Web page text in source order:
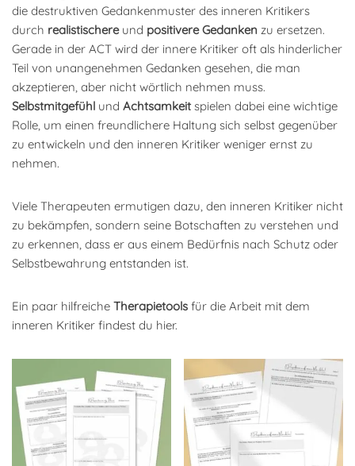
die destruktiven Gedankenmuster des inneren Kritikers
durch realistischereund positivere Gedanken zu ersetzen.
Gerade in der ACT wird der innere Kritiker oft als hinderlicher
Teil von unangenehmen Gedanken gesehen, die man
akzeptieren, aber nicht wörtlich nehmen muss.
Selbstmitgefühl und Achtsamkeitspielen dabei eine wichtige
Rolle, um einen freundlichere Haltung sich selbst gegenüber
zu entwickeln und den inneren Kritiker weniger ernst zu
nehmen.
Viele Therapeuten ermutigen dazu, den inneren Kritiker nicht
zu bekämpfen, sondern seine Botschaften zu verstehen und
zu erkennen, dass er aus einem Bedürfnis nach Schutz oder
Selbstbewahrung entstanden ist.
Ein paar hilfreiche Therapietools für die Arbeit mit dem
inneren Kritiker findest du hier.